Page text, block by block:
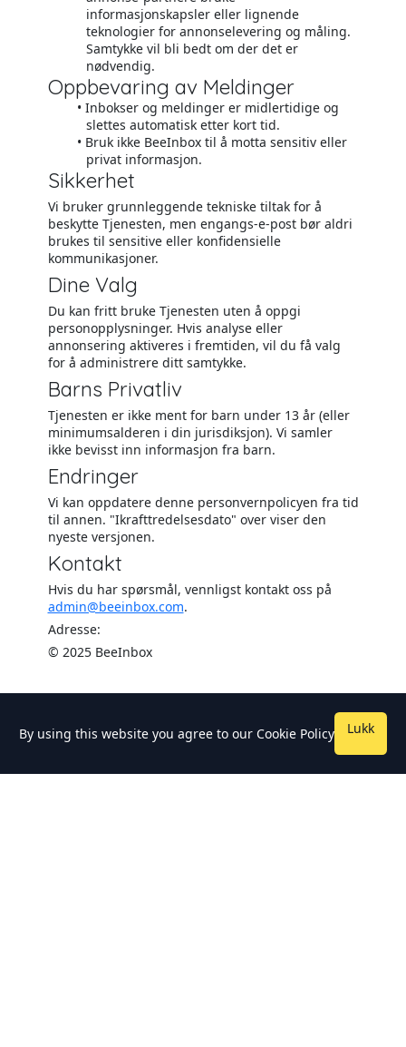
informasjonskapsler eller lignende
teknologier for annonselevering og måling.
Samtykke vil bli bedt om der det er
nødvendig.
Oppbevaring av Meldinger
Inbokser og meldinger er midlertidige og
slettes automatisk etter kort tid.
Bruk ikke BeeInbox til å motta sensitiv eller
privat informasjon.
Sikkerhet
Vi bruker grunnleggende tekniske tiltak for å
beskytte Tjenesten, men engangs-e-post bør aldri
brukes til sensitive eller konfidensielle
kommunikasjoner.
Dine Valg
Du kan fritt bruke Tjenesten uten å oppgi
personopplysninger. Hvis analyse eller
annonsering aktiveres i fremtiden, vil du få valg
for å administrere ditt samtykke.
Barns Privatliv
Tjenesten er ikke ment for barn under 13 år (eller
minimumsalderen i din jurisdiksjon). Vi samler
ikke bevisst inn informasjon fra barn.
Endringer
Vi kan oppdatere denne personvernpolicyen fra tid
til annen. "Ikrafttredelsesdato" over viser den
nyeste versjonen.
Kontakt
Hvis du har spørsmål, vennligst kontakt oss på
admin@beeinbox.com.
Adresse:
© 2025 BeeInbox
By using this website you agree to our Cookie Policy Lukk